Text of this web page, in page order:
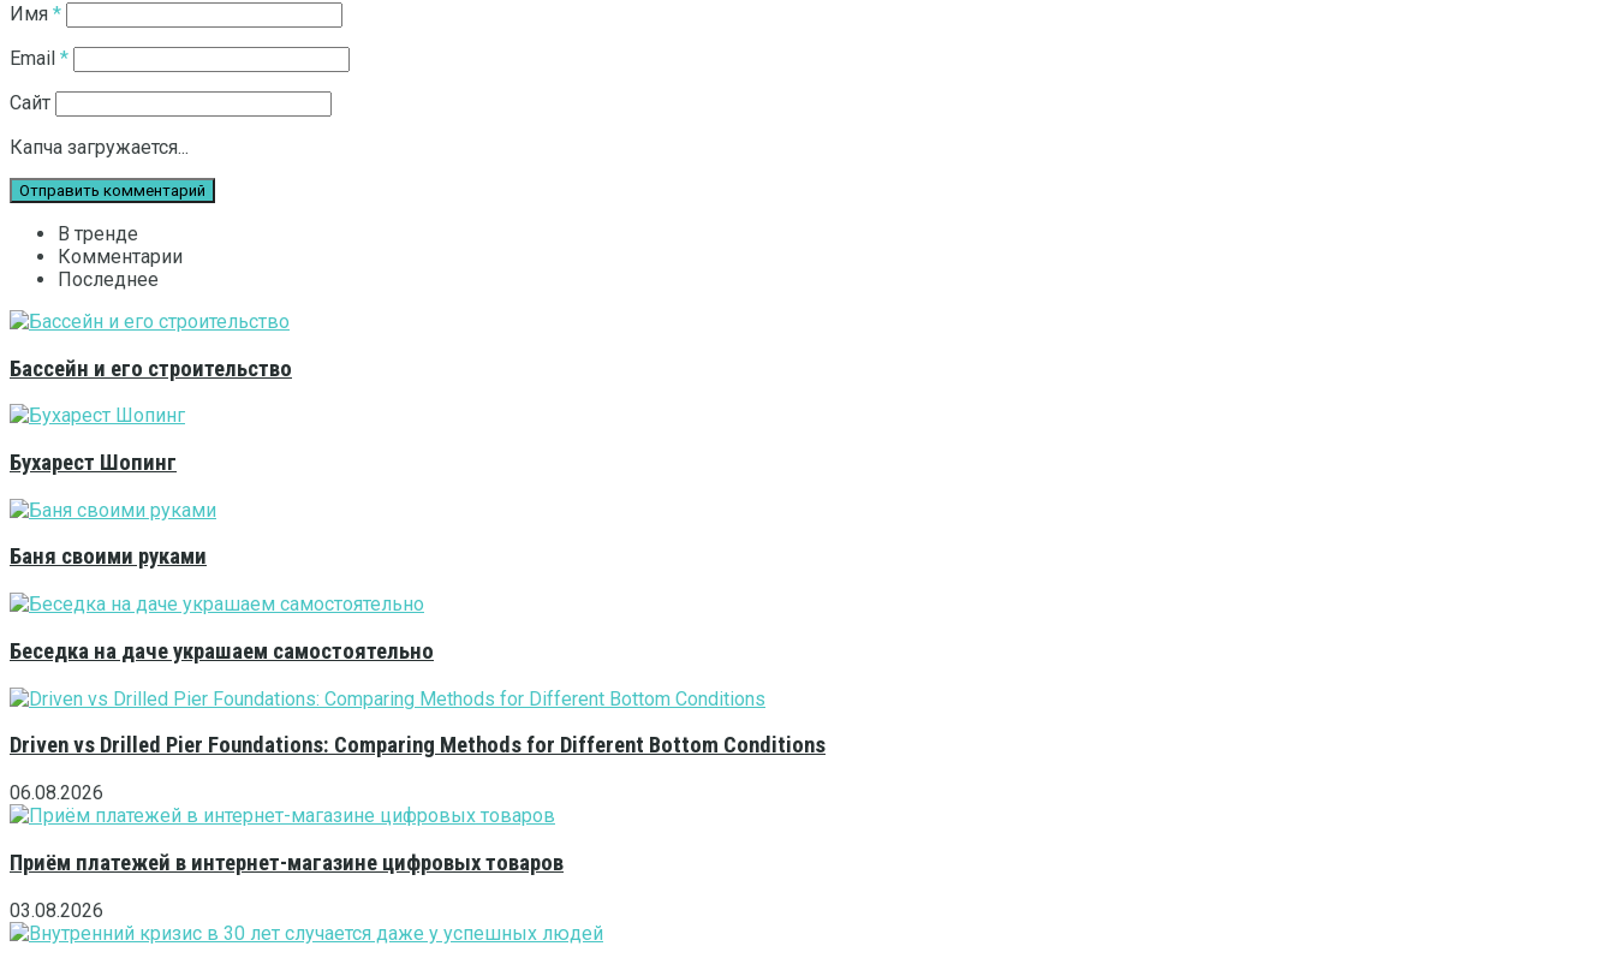
Имя *
Email *
Сайт
Капча загружается...
В тренде
Комментарии
Последнее
Бассейн и его строительство
Бухарест Шопинг
Баня своими руками
Беседка на даче украшаем самостоятельно
Driven vs Drilled Pier Foundations: Comparing Methods for Different Bottom Conditions
06.08.2026
Приём платежей в интернет-магазине цифровых товаров
03.08.2026